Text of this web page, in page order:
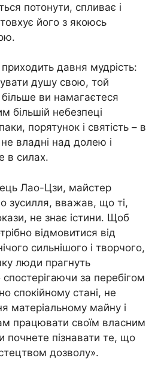
потонути, спливає і
його з якоюсь
давня мудрість:
душу свою, той
більше ви намагаєтеся
більшій небезпеці
порятунок і святість – в
владні над долею і
в силах.
Лао-Цзи, майстер
зусилля, вважав, що ті,
не знає істини. Щоб
відмовитися від
сильнішого і творчого,
люди прагнуть
за перебігом
спокійному стані, не
матеріальному майну і
працювати своїм власним
пізнавати те, що
дозволу».